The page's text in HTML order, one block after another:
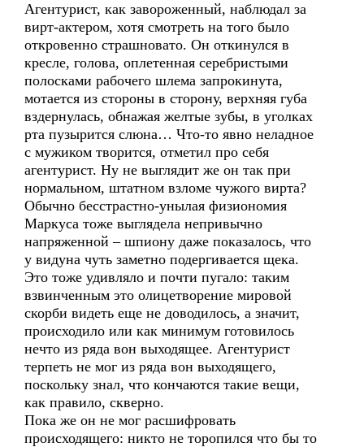
Агентурист, как завороженный, наблюдал за
вирт-актером, хотя смотреть на того было
откровенно страшновато. Он откинулся в
кресле, голова, оплетенная серебристыми
полосками рабочего шлема запрокинута,
мотается из стороны в сторону, верхняя губа
вздернулась, обнажая желтые зубы, в уголках
рта пузырится слюна… Что-то явно неладное
с мужиком творится, отметил про себя
агентурист. Ну не выглядит же он так при
нормальном, штатном взломе чужого вирта?
Обычно бесстрастно-унылая физиономия
Маркуса тоже выглядела непривычно
напряженной – шпиону даже показалось, что
у видуна чуть заметно подергивается щека.
Это тоже удивляло и почти пугало: таким
взвинченным это олицетворение мировой
скорби видеть еще не доводилось, а значит,
происходило или как минимум готовилось
нечто из ряда вон выходящее. Агентурист
терпеть не мог из ряда вон выходящего,
поскольку знал, что кончаются такие вещи,
как правило, скверно.
Пока же он не мог расшифровать
происходящего: никто не торопился что бы то